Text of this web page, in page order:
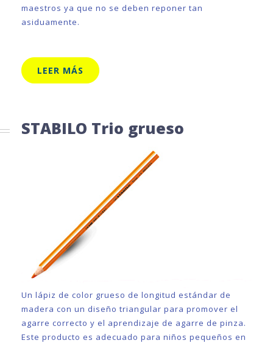
maestros ya que no se deben reponer tan
asiduamente.
LEER MÁS
STABILO Trio grueso
Un lápiz de color grueso de longitud estándar de
madera con un diseño triangular para promover el
agarre correcto y el aprendizaje de agarre de pinza.
Este producto es adecuado para niños pequeños en